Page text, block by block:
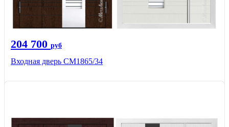
204 700 руб
Входная дверь СМ1865/34